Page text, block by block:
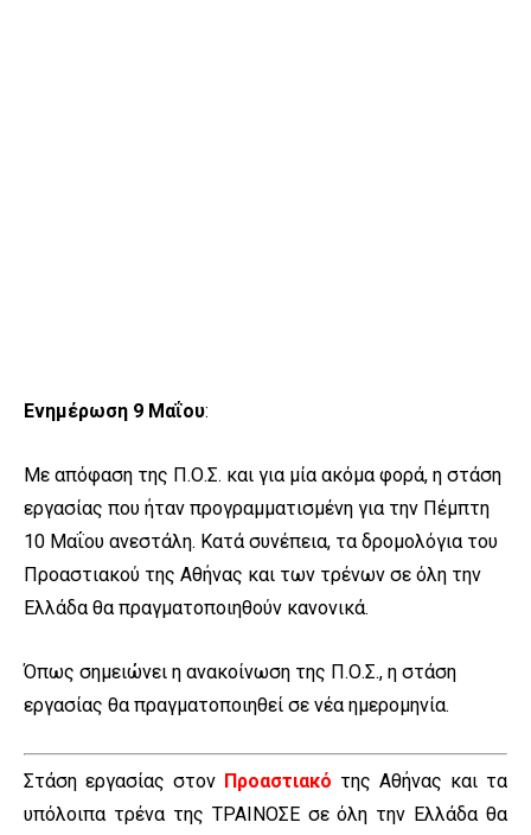
Ενημέρωση 9 Μαΐου:
Με απόφαση της Π.Ο.Σ. και για μία ακόμα φορά, η στάση
εργασίας που ήταν προγραμματισμένη για την Πέμπτη
10 Μαΐου ανεστάλη. Κατά συνέπεια, τα δρομολόγια του
Προαστιακού της Αθήνας και των τρένων σε όλη την
Ελλάδα θα πραγματοποιηθούν κανονικά.
Όπως σημειώνει η ανακοίνωση της Π.Ο.Σ., η στάση
εργασίας θα πραγματοποιηθεί σε νέα ημερομηνία.
Στάση εργασίας στον Προαστιακό της Αθήνας και τα
υπόλοιπα τρένα της ΤΡΑΙΝΟΣΕ σε όλη την Ελλάδα θα